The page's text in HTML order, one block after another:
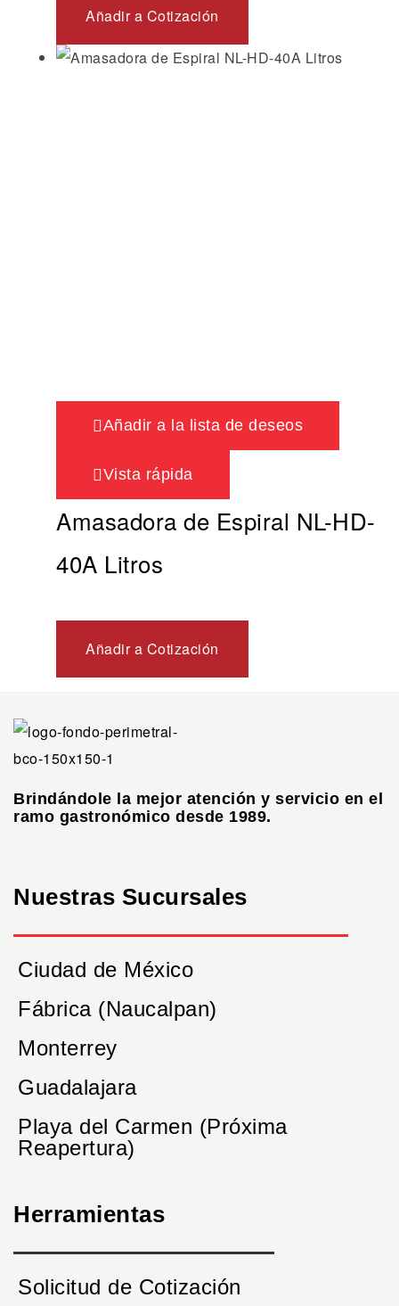
Añadir a Cotización
Añadir a la lista de deseos
Vista rápida
Amasadora de Espiral NL-HD-
40A Litros
Añadir a Cotización
Brindándole la mejor atención y servicio en el
ramo gastronómico desde 1989.
Nuestras Sucursales
Ciudad de México
Fábrica (Naucalpan)
Monterrey
Guadalajara
Playa del Carmen (Próxima
Reapertura)
Herramientas
Solicitud de Cotización